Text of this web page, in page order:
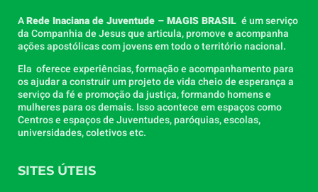
ARede Inaciana de Juventude – MAGIS BRASIL é um serviço
da Companhia de Jesus que articula, promove e acompanha
ações apostólicas com jovens em todo o território nacional.
Ela oferece experiências, formação e acompanhamento para
os ajudar a construir um projeto de vida cheio de esperança a
serviço da fé e promoção da justiça, formando homens e
mulheres para os demais. Isso acontece em espaços como
Centros e espaços de Juventudes, paróquias, escolas,
universidades, coletivos etc.
SITES ÚTEIS